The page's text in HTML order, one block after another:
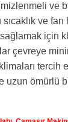
ve
ve fan
için
çevreye
tercih
uzun ömürlü